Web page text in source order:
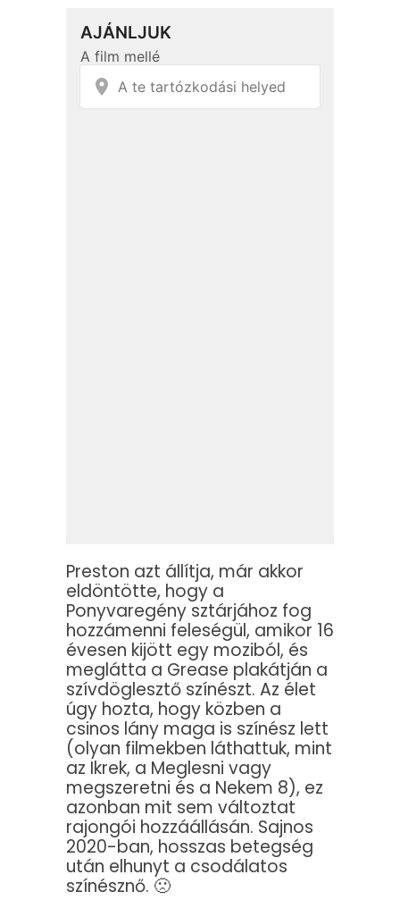
Preston azt állítja, már akkor
eldöntötte, hogy a
Ponyvaregény sztárjához fog
hozzámenni feleségül, amikor 16
évesen kijött egy moziból, és
meglátta a Grease plakátján a
szívdöglesztő színészt. Az élet
úgy hozta, hogy közben a
csinos lány maga is színész lett
(olyan filmekben láthattuk, mint
az Ikrek, a Meglesni vagy
megszeretni és a Nekem 8), ez
azonban mit sem változtat
rajongói hozzáállásán. Sajnos
2020-ban, hosszas betegség
után elhunyt a csodálatos
színésznő. 🙁